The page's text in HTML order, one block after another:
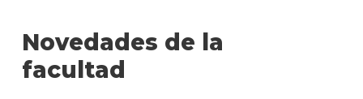
Novedades de la
facultad